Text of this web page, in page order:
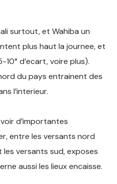
surtout, et Wahiba un
plus haut la journee, et
d’ecart, voire plus).
du pays entrainent des
l’interieur.
d’importantes
entre les versants nord
les versants sud, exposes
aussi les lieux encaisse.